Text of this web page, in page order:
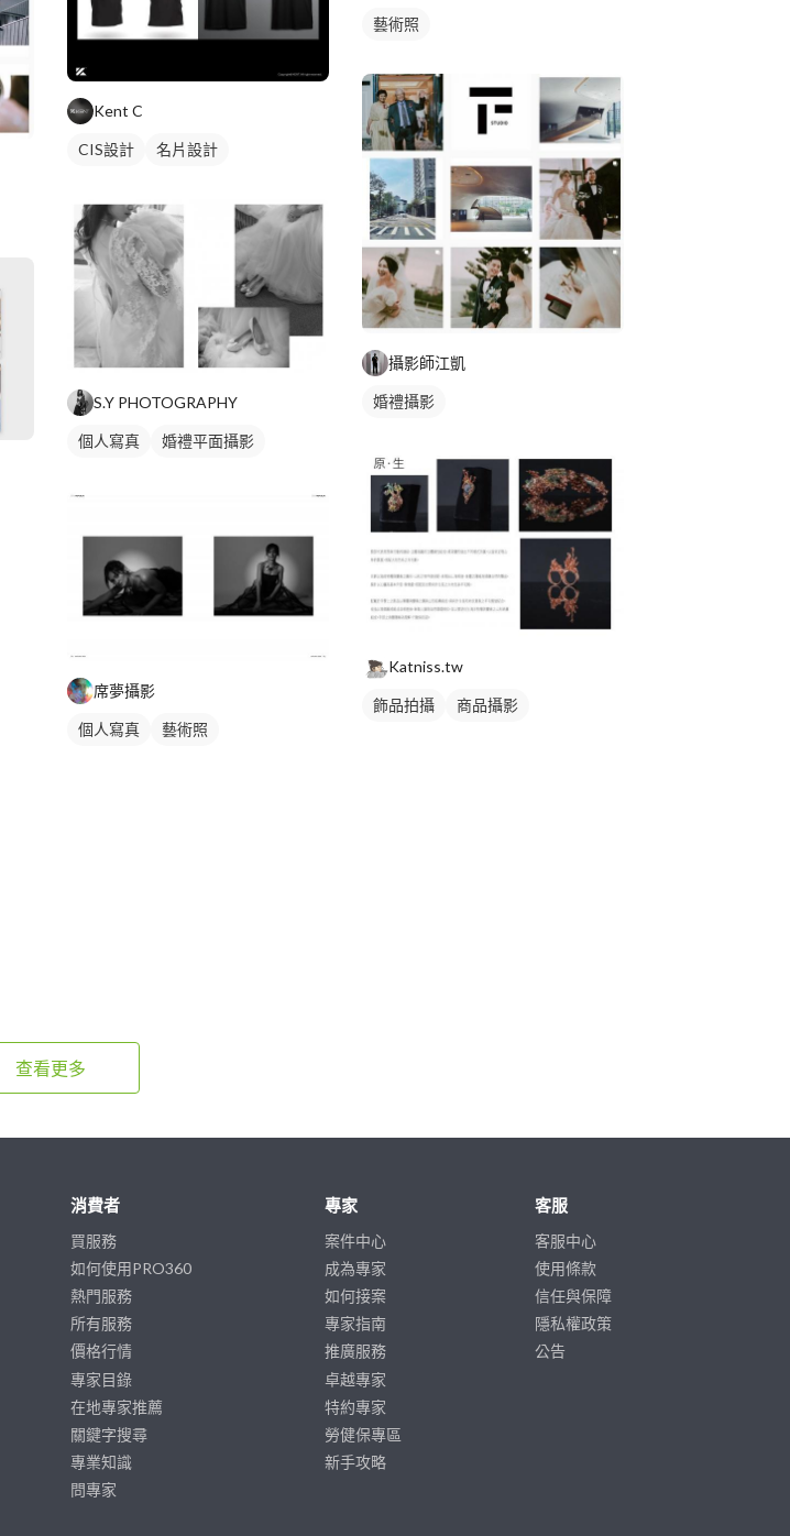
Kent C
CIS設計 名片設計
S.Y PHOTOGRAPHY
個人寫真 婚禮平面攝影
席夢攝影
個人寫真 藝術照
藝術照
攝影師江凱
婚禮攝影
Katniss.tw
飾品拍攝 商品攝影
查看更多
消費者
買服務
如何使用PRO360
熱門服務
所有服務
價格行情
專家目錄
在地專家推薦
關鍵字搜尋
專業知識
問專家
專家
案件中心
成為專家
如何接案
專家指南
推廣服務
卓越專家
特約專家
勞健保專區
新手攻略
客服
客服中心
使用條款
信任與保障
隱私權政策
公告